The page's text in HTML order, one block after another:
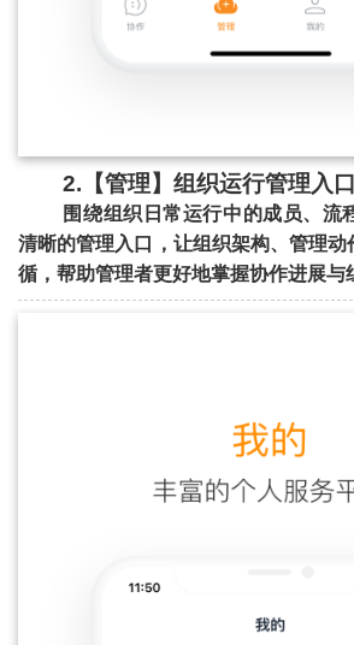
2.【管理】组织运行管理入口
围绕组织日常运行中的成员、流
清晰的管理入口，让组织架构、管理
循，帮助管理者更好地掌握协作进展与